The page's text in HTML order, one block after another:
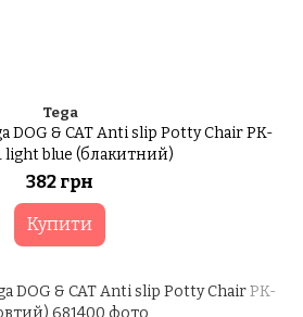
Tega
DOG & CAT Anti slip Potty Chair PK-
light blue (блакитний)
382 грн
Купити